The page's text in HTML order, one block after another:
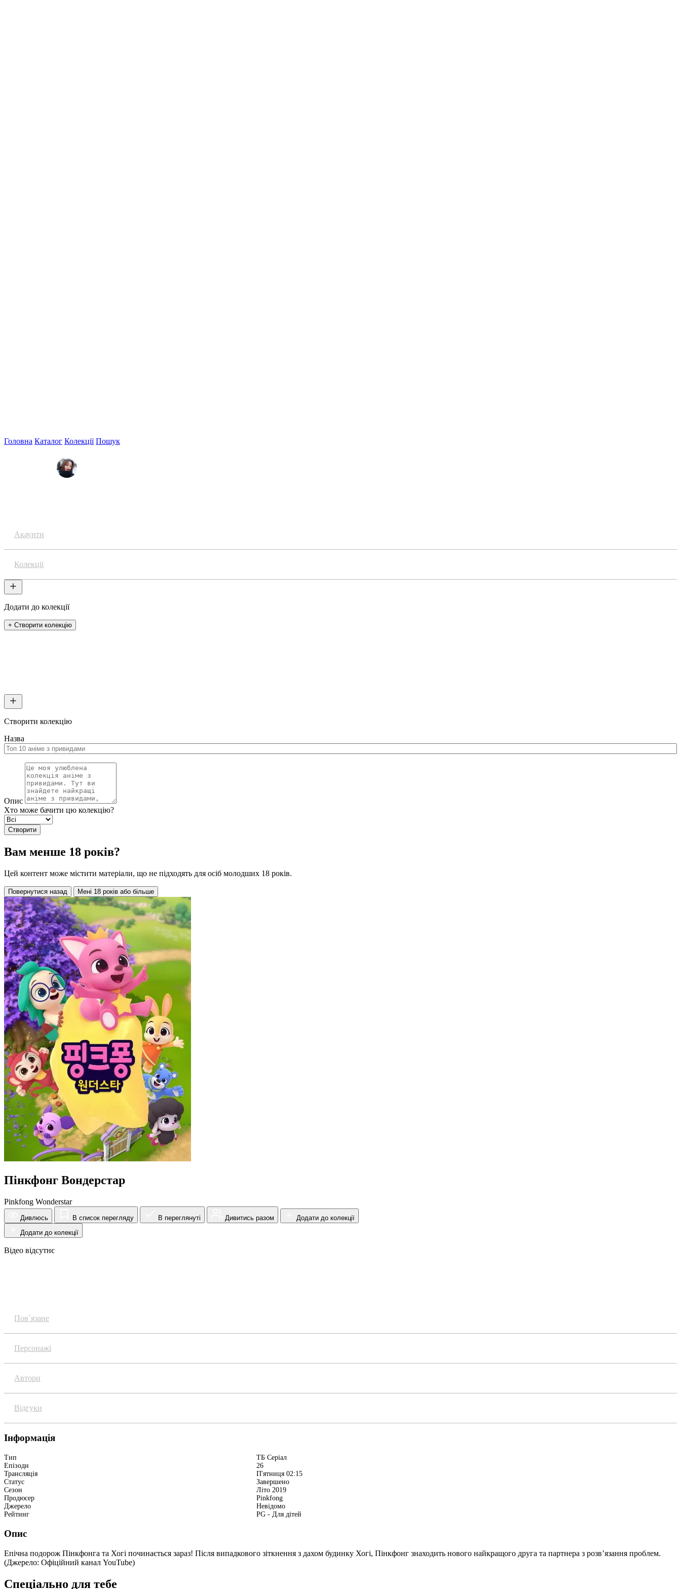
Головна Каталог Колекції Пошук
Акаунти
Колекції
Додати до колекції
+ Створити колекцію
Створити колекцію
Назва
Опис
Хто може бачити цю колекцію?
Створити
Вам менше 18 років?
Цей контент може містити матеріали, що не підходять для осіб молодших 18 років.
Повернутися назад Мені 18 років або більше
Пінкфонг Вондерстар
Pinkfong Wonderstar
Дивлюсь В список перегляду В переглянуті Дивитись разом
Додати до колекції
Додати до колекції
Відео відсутнє
Пов`язане
Персонажі
Автори
Відгуки
Інформація
Тип
ТБ Серіал
Епізоди
26
Трансляція
П'ятниця 02:15
Статус
Завершено
Сезон
Літо 2019
Продюсер
Pinkfong
Джерело
Невідомо
Рейтинг
PG - Для дітей
Опис
Епічна подорож Пінкфонга та Хогі починається зараз! Після випадкового зіткнення з дахом будинку Хогі, Пінкфонг знаходить нового найкращого друга та партнера з розв’язання проблем.
(Джерело: Офіційний канал YouTube)
Спеціально для тебе